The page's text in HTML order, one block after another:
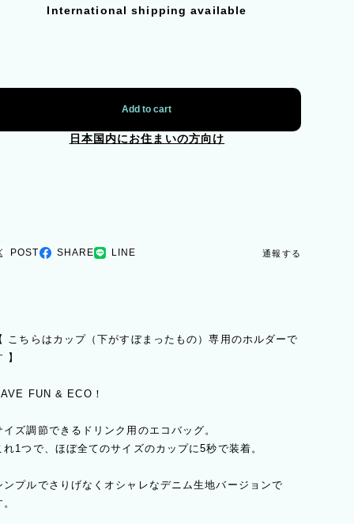
International shipping available
Add to cart
日本国内にお住まいの方向け
POST SHARE LINE 通報する
こちらはカップ（下がすぼまったもの）専用のホルダーで
】
FUN & ECO！
イズ調節できるドリンク用のエコバッグ。
れ1つで、ほぼ全てのサイズのカップに5秒で装着。
ンプルでさりげなくオシャレなデニム生地バージョンで